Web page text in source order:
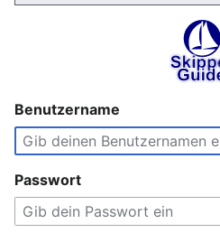
Benutzername
Passwort